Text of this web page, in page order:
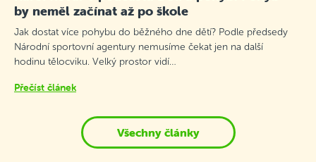
by neměl začínat až po škole
Jak dostat více pohybu do běžného dne dětí? Podle předsedy
Národní sportovní agentury nemusíme čekat jen na další
hodinu tělocviku. Velký prostor vidí…
Přečíst článek
Všechny články